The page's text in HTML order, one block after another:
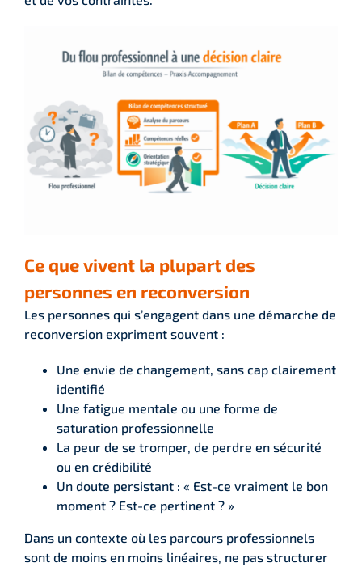
Ce que vivent la plupart des
personnes en reconversion
Les personnes qui s’engagent dans une démarche de
reconversion expriment souvent :
Une envie de changement, sans cap clairement
identifié
Une fatigue mentale ou une forme de
saturation professionnelle
La peur de se tromper, de perdre en sécurité
ou en crédibilité
Un doute persistant : « Est-ce vraiment le bon
moment ? Est-ce pertinent ? »
Dans un contexte où les parcours professionnels
sont de moins en moins linéaires, ne pas structurer